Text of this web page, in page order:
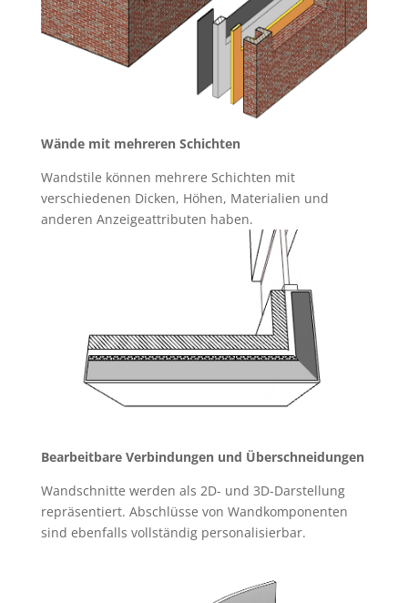
Wände mit mehreren Schichten
Wandstile können mehrere Schichten mit
verschiedenen Dicken, Höhen, Materialien und
anderen Anzeigeattributen haben.
Bearbeitbare Verbindungen und Überschneidungen
Wandschnitte werden als 2D- und 3D-Darstellung
repräsentiert. Abschlüsse von Wandkomponenten
sind ebenfalls vollständig personalisierbar.